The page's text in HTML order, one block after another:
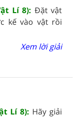
Lí 8): Đặt vật
kế vào vật rồi
Xem lời giải
Lí 8): Hãy giải